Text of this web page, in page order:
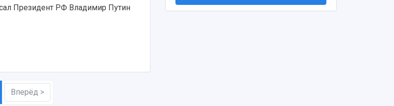
Президент РФ Владимир Путин
Вперёд >